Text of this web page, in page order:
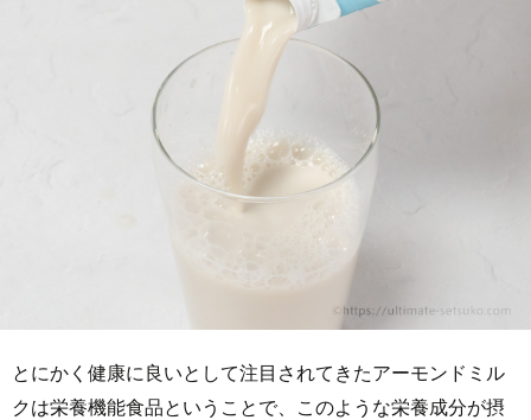
とにかく健康に良いとして注目されてきたアーモンドミル
クは栄養機能食品ということで、このような栄養成分が摂